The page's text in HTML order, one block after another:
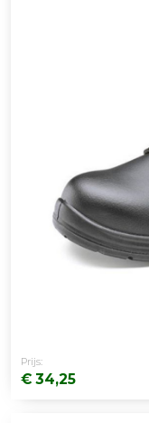
Prijs:
€ 34,25